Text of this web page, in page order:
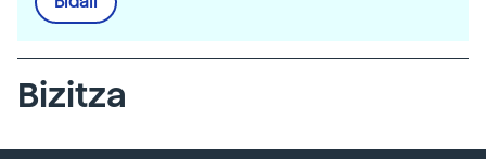
Bizitza